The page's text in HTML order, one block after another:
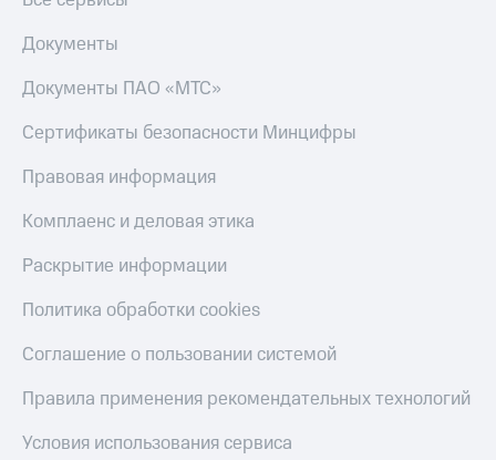
Документы
Документы ПАО «МТС»
Сертификаты безопасности Минцифры
Правовая информация
Комплаенс и деловая этика
Раскрытие информации
Политика обработки cookies
Соглашение о пользовании системой
Правила применения рекомендательных технологий
Условия использования сервиса